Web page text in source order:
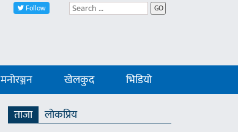
Follow GO
मनोरञ्जन खेलकुद भिडियो
ताजा
लाेकप्रिय